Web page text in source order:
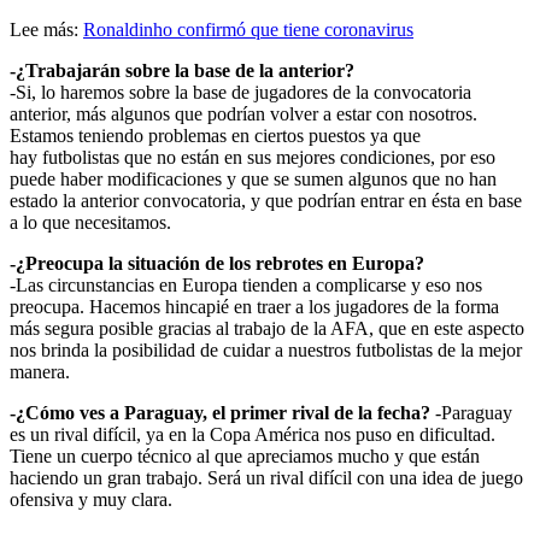
Lee más: Ronaldinho confirmó que tiene coronavirus
-¿Trabajarán sobre la base de la anterior?
-Si, lo haremos sobre la base de jugadores de la convocatoria
anterior, más algunos que podrían volver a estar con nosotros.
Estamos teniendo problemas en ciertos puestos ya que
hay futbolistas que no están en sus mejores condiciones, por eso
puede haber modificaciones y que se sumen algunos que no han
estado la anterior convocatoria, y que podrían entrar en ésta en base
a lo que necesitamos.
-¿Preocupa la situación de los rebrotes en Europa?
-Las circunstancias en Europa tienden a complicarse y eso nos
preocupa. Hacemos hincapié en traer a los jugadores de la forma
más segura posible gracias al trabajo de la AFA, que en este aspecto
nos brinda la posibilidad de cuidar a nuestros futbolistas de la mejor
manera.
-¿Cómo ves a Paraguay, el primer rival de la fecha? -Paraguay
es un rival difícil, ya en la Copa América nos puso en dificultad.
Tiene un cuerpo técnico al que apreciamos mucho y que están
haciendo un gran trabajo. Será un rival difícil con una idea de juego
ofensiva y muy clara.